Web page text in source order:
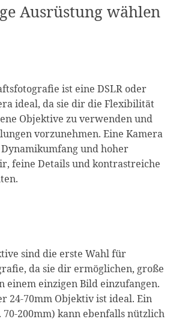
Ausrüstung wählen
ist eine DSLR oder
ideal, da sie dir die Flexibilität
Objektive zu verwenden und
vorzunehmen. Eine Kamera
und hoher
feine Details und kontrastreiche
sind die erste Wahl für
da sie dir ermöglichen, große
einem einzigen Bild einzufangen.
24-70mm Objektiv ist ideal. Ein
70-200mm) kann ebenfalls nützlich